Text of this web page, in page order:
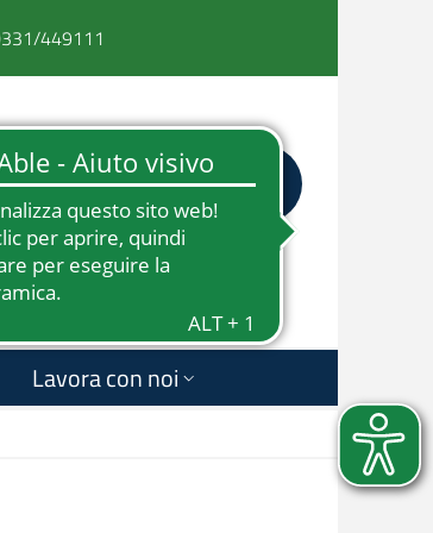
449111
YOUTUBE
LINKEDIN Cerca
Sostienici
Lavora con noi